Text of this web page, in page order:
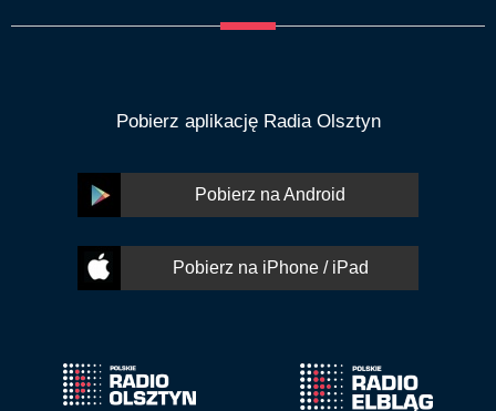
Pobierz aplikację Radia Olsztyn
Pobierz na Android
Pobierz na iPhone / iPad